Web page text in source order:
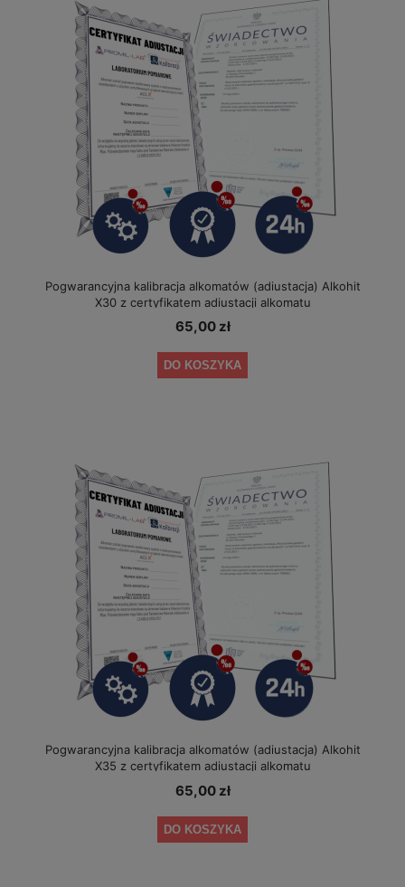
Pogwarancyjna kalibracja alkomatów (adiustacja) Alkohit
X30 z certyfikatem adiustacji alkomatu
65,00 zł
DO KOSZYKA
Pogwarancyjna kalibracja alkomatów (adiustacja) Alkohit
X35 z certyfikatem adiustacji alkomatu
65,00 zł
DO KOSZYKA